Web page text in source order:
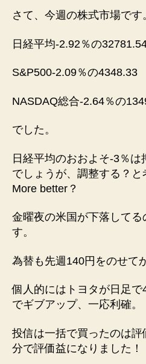
さて、今週の株式市場です
日経平均-2.92％の
S&P500-2.09％の4348.33
NASDAQ総合-2.64％の
でした。
日経平均のおおよそ-3％
でしょうが、調整する？
More better？
金曜夜の米国が下落して
す。
為替も先週140円をのせて
個人的にはトヨタが日足
でギブアップ、一応利確。
投信は一括で買ったのは
分で評価益になりました！